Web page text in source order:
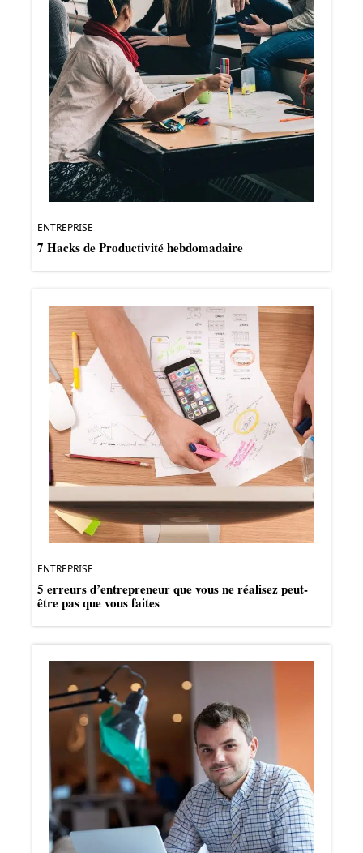
ENTREPRISE
7 Hacks de Productivité hebdomadaire
ENTREPRISE
5 erreurs d’entrepreneur que vous ne réalisez peut-
être pas que vous faites